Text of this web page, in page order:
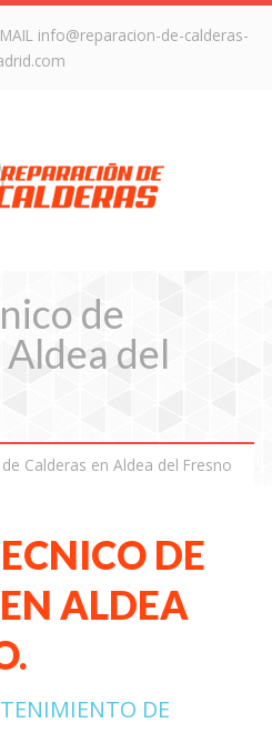
info@reparacion-de-calderas-
de
del
Calderas en Aldea del Fresno
DE
ALDEA
DE